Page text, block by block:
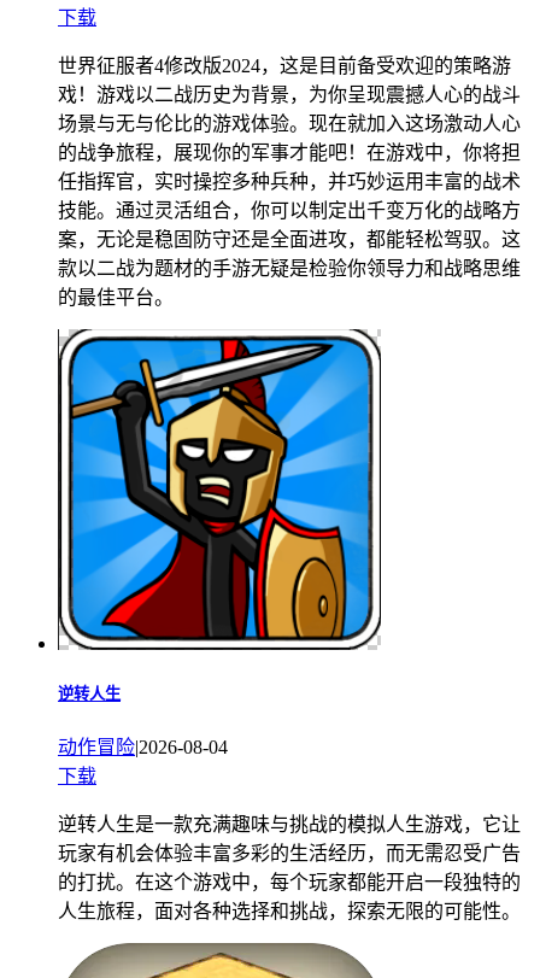
下载
世界征服者4修改版2024，这是目前备受欢迎的策略游
戏！游戏以二战历史为背景，为你呈现震撼人心的战斗
场景与无与伦比的游戏体验。现在就加入这场激动人心
的战争旅程，展现你的军事才能吧！在游戏中，你将担
任指挥官，实时操控多种兵种，并巧妙运用丰富的战术
技能。通过灵活组合，你可以制定出千变万化的战略方
案，无论是稳固防守还是全面进攻，都能轻松驾驭。这
款以二战为题材的手游无疑是检验你领导力和战略思维
的最佳平台。
逆转人生
动作冒险|2026-08-04
下载
逆转人生是一款充满趣味与挑战的模拟人生游戏，它让
玩家有机会体验丰富多彩的生活经历，而无需忍受广告
的打扰。在这个游戏中，每个玩家都能开启一段独特的
人生旅程，面对各种选择和挑战，探索无限的可能性。